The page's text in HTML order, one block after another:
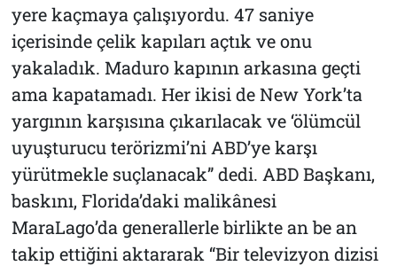
yere kaçmaya çalışıyordu. 47 saniye
içerisinde çelik kapıları açtık ve onu
yakaladık. Maduro kapının arkasına geçti
ama kapatamadı. Her ikisi de New York’ta
yargının karşısına çıkarılacak ve ‘ölümcül
uyuşturucu terörizmi’ni ABD’ye karşı
yürütmekle suçlanacak” dedi. ABD Başkanı,
baskını, Florida’daki malikânesi
MaraLago’da generallerle birlikte an be an
takip ettiğini aktararak “Bir televizyon dizisi